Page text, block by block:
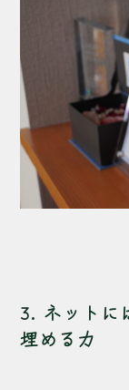
3. ネットに
埋める力